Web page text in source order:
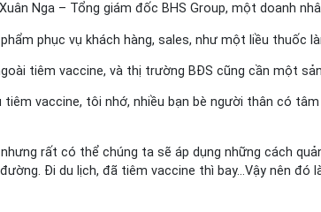
Nga – Tổng giám đốc BHS Group, một doanh
phục vụ khách hàng, sales, như một liều
tiêm vaccine, và thị trường BĐS cũng cần một
vaccine, tôi nhớ, nhiều bạn bè người thân có
rất có thể chúng ta sẽ áp dụng những cách
Đi du lịch, đã tiêm vaccine thì bay…Vậy nên đó